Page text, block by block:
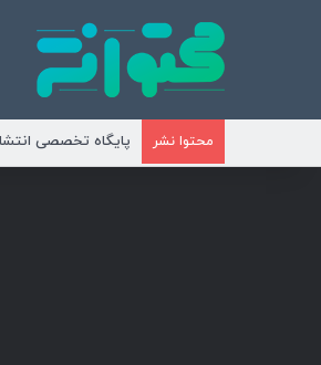
محتوا نشر پایگاه تخصصی